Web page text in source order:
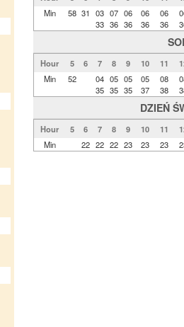
Min
58 31
03
33
07
36
06
36
06
36
06
36
Hour 5 6 7 8 9 10 11
Min
52
04
35
05
35
05
35
05
37
08
38
DZIEŃ
Hour 5 6 7 8 9 10 11
Min
22 22 22 23 23 23